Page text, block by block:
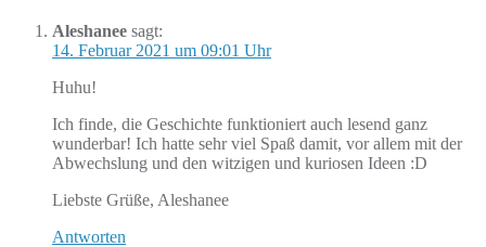
Aleshanee sagt:
14. Februar 2021 um 09:01 Uhr
Huhu!
Ich finde, die Geschichte funktioniert auch lesend ganz
wunderbar! Ich hatte sehr viel Spaß damit, vor allem mit der
Abwechslung und den witzigen und kuriosen Ideen :D
Liebste Grüße, Aleshanee
Antworten